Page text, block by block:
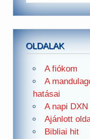
OLDALAK
A fiókom
A
hatásai
A napi
Ajánlott
Bibliai hit